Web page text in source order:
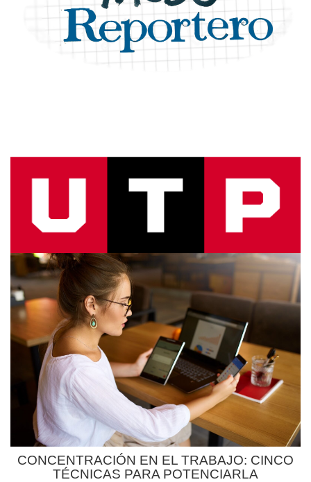
CONCENTRACIÓN EN EL TRABAJO: CINCO
TÉCNICAS PARA POTENCIARLA